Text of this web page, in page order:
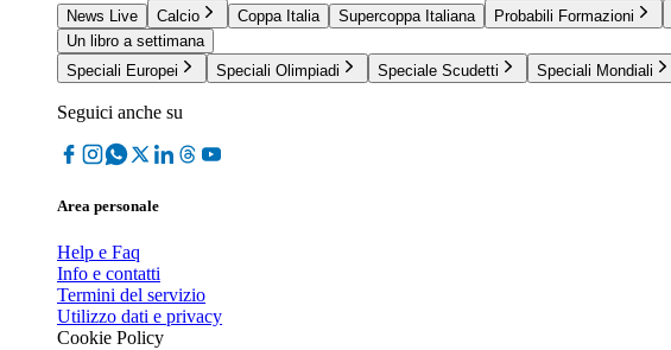
News Live
Calcio Coppa Italia Supercoppa Italiana Probabili Formazioni
Un libro a settimana
Speciali Europei
Speciali Olimpiadi Speciale Scudetti Speciali Mondiali
Seguici anche su
Area personale
Help e Faq
Info e contatti
Termini del servizio
Utilizzo dati e privacy
Cookie Policy